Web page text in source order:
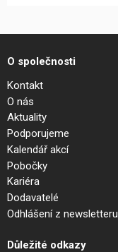
O společnosti
Kontakt
O nás
Aktuality
Podporujeme
Kalendář akcí
Pobočky
Kariéra
Dodavatelé
Odhlášení z newsletteru
Důležité odkazy